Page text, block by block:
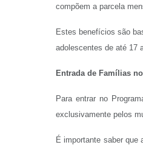
compõem a parcela
Estes benefícios são
adolescentes de até 17
Entrada de Famílias
Para entrar no
exclusivamente pelos
É importante saber